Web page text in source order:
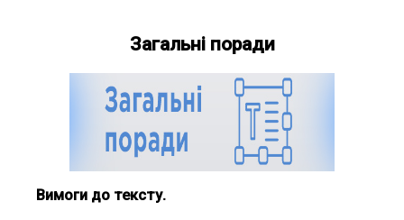
Загальні поради
Вимоги до тексту.